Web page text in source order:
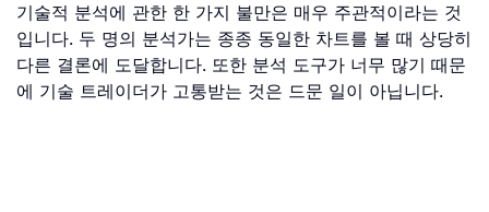
기술적 분석에 관한 한 가지 불만은 매우 주관적이라는 것
입니다. 두 명의 분석가는 종종 동일한 차트를 볼 때 상당히
다른 결론에 도달합니다. 또한 분석 도구가 너무 많기 때문
에 기술 트레이더가 고통받는 것은 드문 일이 아닙니다.